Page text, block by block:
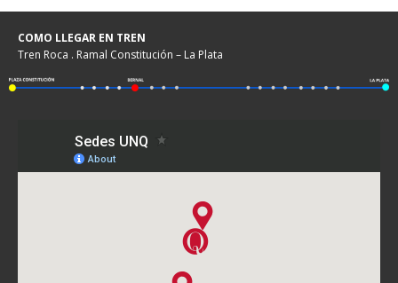
COMO LLEGAR EN TREN
Tren Roca . Ramal Constitución – La Plata